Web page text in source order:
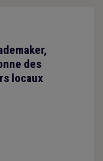
des
locaux